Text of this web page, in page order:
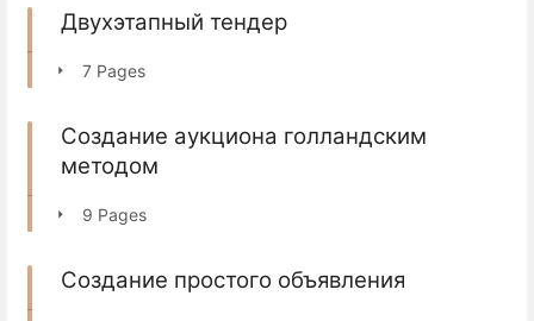
Двухэтапный тендер
7 Pages
Создание аукциона голландским
методом
9 Pages
Создание простого объявления